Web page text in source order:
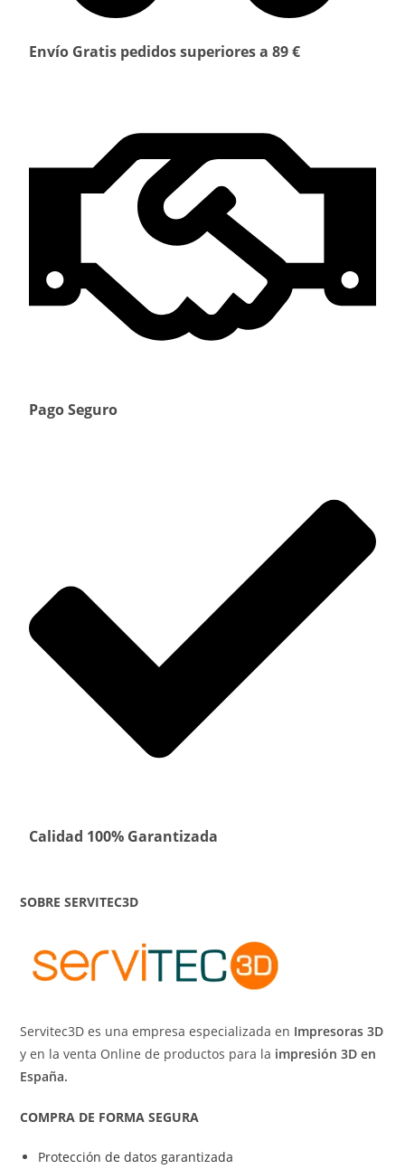
Envío Gratis pedidos superiores a 89 €
Pago Seguro
Calidad 100% Garantizada
SOBRE SERVITEC3D
Servitec3D es una empresa especializada en Impresoras 3D
y en la venta Online de productos para la impresión 3D en
España.
COMPRA DE FORMA SEGURA
Protección de datos garantizada